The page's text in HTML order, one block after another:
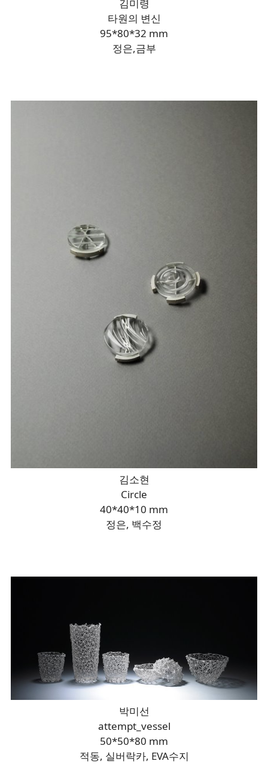
김미령
타원의 변신
95*80*32 mm
정은,금부
김소현
Circle
40*40*10 mm
정은, 백수정
박미선
attempt_vessel
50*50*80 mm
적동, 실버락카, EVA수지